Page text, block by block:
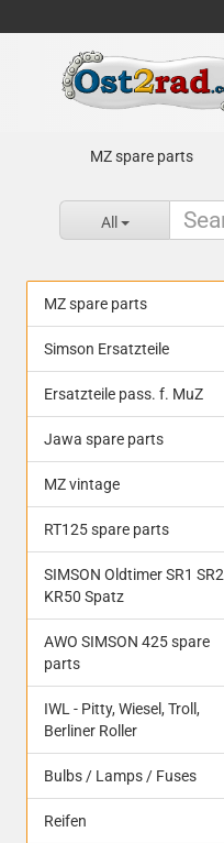
MZ spare parts
All
MZ spare parts
Simson Ersatzteile
Ersatzteile pass. f. MuZ
Jawa spare parts
MZ vintage
RT125 spare parts
SIMSON Oldtimer SR1 SR2
KR50 Spatz
AWO SIMSON 425 spare
parts
IWL - Pitty, Wiesel, Troll,
Berliner Roller
Bulbs / Lamps / Fuses
Reifen